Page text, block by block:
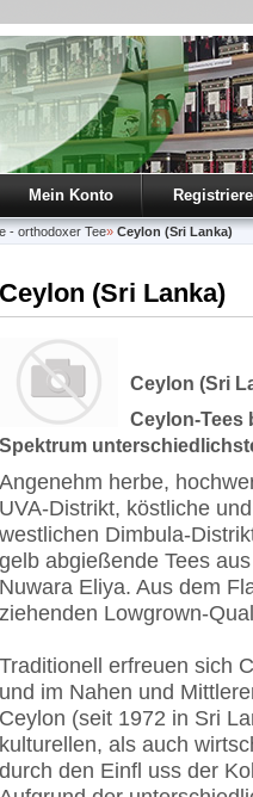
Mein Konto
- orthodoxer Tee» Ceylon (Sri Lanka)
Ceylon (Sri Lanka)
Ceylon (Sri
Ceylon-Tees
Spektrum
Angenehm herbe,
UVA-Distrikt, köstliche
westlichen Dimbula-
gelb abgießende Tees
Nuwara Eliya. Aus dem
ziehenden Lowgrown-
Traditionell erfreuen sich
und im Nahen und
Ceylon (seit 1972 in Sri
kulturellen, als auch
durch den Einfl uss der